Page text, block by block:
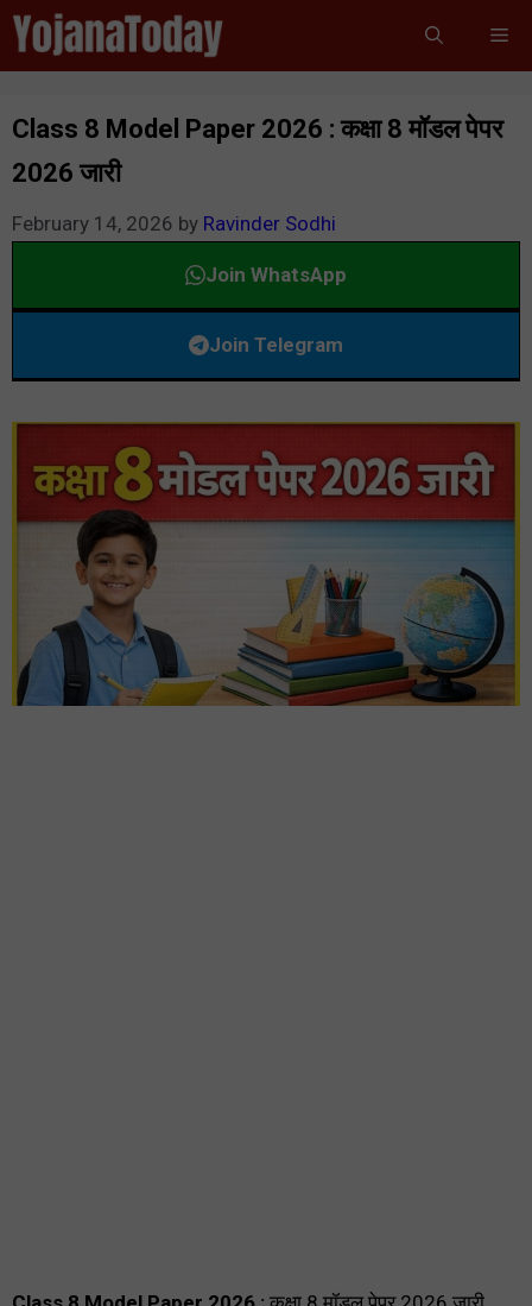
Skip
to
content
Class 8 Model Paper 2026 : कक्षा 8 मॉडल पेपर
2026 जारी
February 14, 2026 by Ravinder Sodhi
Join WhatsApp
Join Telegram